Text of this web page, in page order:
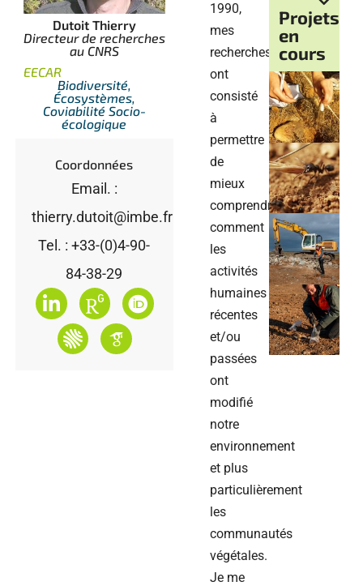
Dutoit Thierry
Directeur de recherches
au CNRS
EECAR
Biodiversité,
Écosystèmes,
Coviabilité Socio-
écologique
Coordonnées
Email. :
thierry.dutoit@imbe.fr
Tel. : +33-(0)4-90-
84-38-29
1990,
mes
recherches
ont
consisté
à
permettre
de
mieux
comprendre
comment
les
activités
humaines
récentes
et/ou
passées
ont
modifié
notre
environnement
et plus
particulièrement
les
communautés
végétales.
Je me
Projets
en
cours